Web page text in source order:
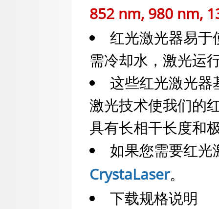
852 nm, 980 nm,
红光激光器易于
需冷却水，激光运
这些红光激光器
激光技术使我们的
具有长相干长度和
如果您需要红光
CrystaLaser。
下载规格说明